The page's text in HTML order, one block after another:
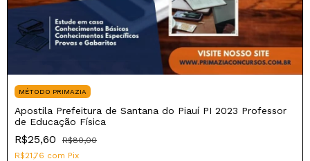
MÉTODO PRIMAZIA
Apostila Prefeitura de Santana do Piauí PI 2023 Professor
de Educação Física
R$25,60
R$80,00
R$21,76 com Pix